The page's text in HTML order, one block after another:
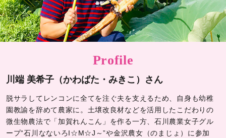
Profile
川端 美希子（かわばた・みきこ）さん
脱サラしてレンコンに全てを注ぐ夫を支えるため、自身も幼稚
園教諭を辞めて農家に。土壌改良材などを活用したこだわりの
微生物農法で「加賀れんこん」を作る一方、石川農業女子グル
ープ“石川なないろI☆М☆J～”や金沢農女（のまじょ）に参加